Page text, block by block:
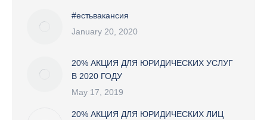
#естьвакансия
January 20, 2020
20% АКЦИЯ ДЛЯ ЮРИДИЧЕСКИХ УСЛУГ
В 2020 ГОДУ
May 17, 2019
20% АКЦИЯ ДЛЯ ЮРИДИЧЕСКИХ ЛИЦ